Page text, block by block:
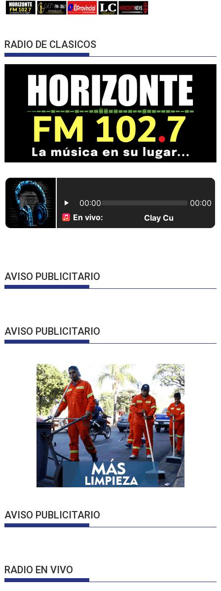
RADIO DE CLASICOS
AVISO PUBLICITARIO
AVISO PUBLICITARIO
AVISO PUBLICITARIO
RADIO EN VIVO